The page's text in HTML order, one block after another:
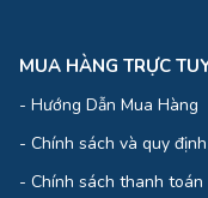
MUA HÀNG TRỰC
- Hướng Dẫn Mua Hàng
- Chính sách và quy
- Chính sách thanh toán